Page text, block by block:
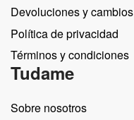
Devoluciones y cambios
Política de privacidad
Términos y condiciones
Tudame
Sobre nosotros